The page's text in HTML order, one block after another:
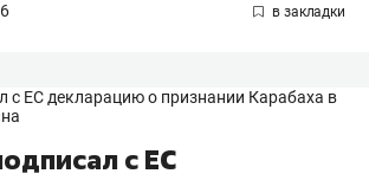
6
с ЕС